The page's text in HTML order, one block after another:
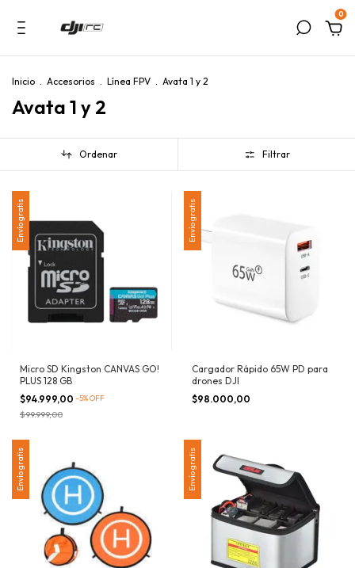
0
Inicio . Accesorios . Línea FPV . Avata 1 y 2
Avata 1 y 2
Ordenar Filtrar
Envío gratis
Micro SD Kingston CANVAS GO!
PLUS 128 GB
$94.999,00 -5%OFF
$99.999,00
Envío gratis
Cargador Rápido 65W PD para
drones DJI
$98.000,00
Envío gratis Envío gratis